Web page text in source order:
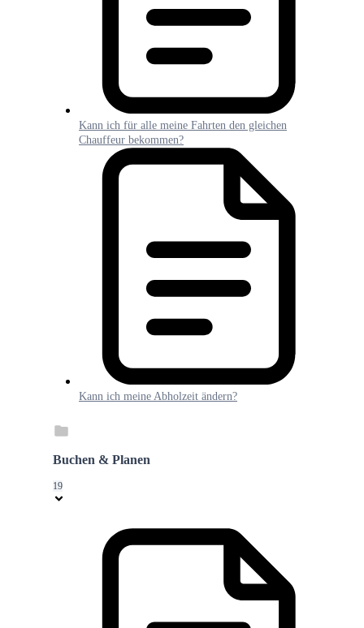
Kann ich für alle meine Fahrten den gleichen
Chauffeur bekommen?
Kann ich meine Abholzeit ändern?
Buchen & Planen
19